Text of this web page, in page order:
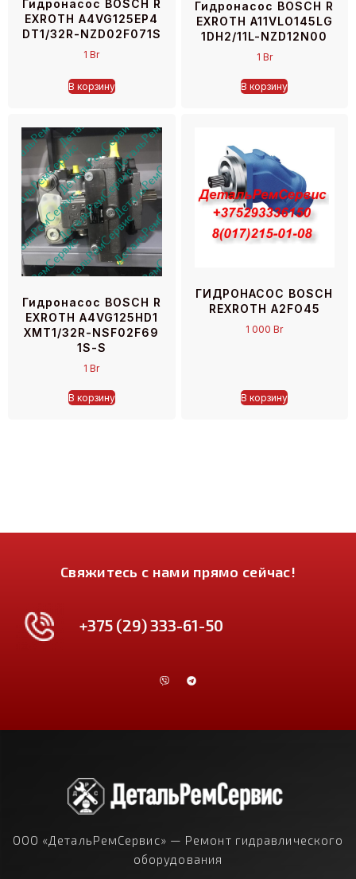
Гидронасос BOSCH R
EXROTH A4VG125EP4
DT1/32R-NZD02F071S
1Br
В корзину
Гидронасос BOSCH R
EXROTH A11VLO145LG
1DH2/11L-NZD12N00
1 Br
В корзину
Гидронасос BOSCH R
EXROTH A4VG125HD1
XMT1/32R-NSF02F69
1S-S
1Br
В корзину
ГИДРОНАСОС BOSCH
REXROTH A2FO45
1 000Br
В корзину
Свяжитесь с нами прямо сейчас!
+375 (29) 333-61-50
ООО «ДетальРемСервис» — Ремонт гидравлического
оборудования